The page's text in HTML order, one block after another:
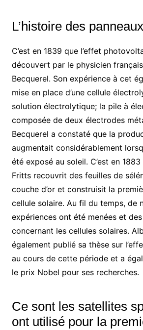
L’histoire des
C’est en 1839 que l’effet
découvert par le physicien
Becquerel. Son expérience à cet
mise en place d’une cellule
solution électrolytique; la pile à
composée de deux électrodes
Becquerel a constaté que la
augmentait considérablement
été exposé au soleil. C’est en
Fritts recouvrit des feuilles de
couche d’or et construisit la
cellule solaire. Au fil du temps, de
expériences ont été menées et
concernant les cellules solaires.
également publié sa thèse sur
au cours de cette période et a
le prix Nobel pour ses recherches.
Ce sont les satellites
ont utilisé pour la